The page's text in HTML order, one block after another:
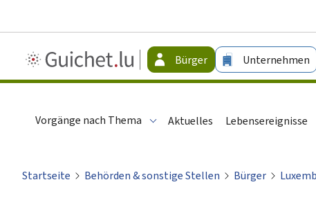
Guichet.lu
-
Bürger Unternehmen
Vorgänge nach Thema Aktuelles Lebensereignisse
Startseite Behörden & sonstige Stellen Bürger